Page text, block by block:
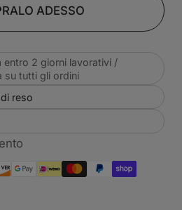
ADESSO
entro 2 giorni lavorativi /
su tutti gli ordini
reso